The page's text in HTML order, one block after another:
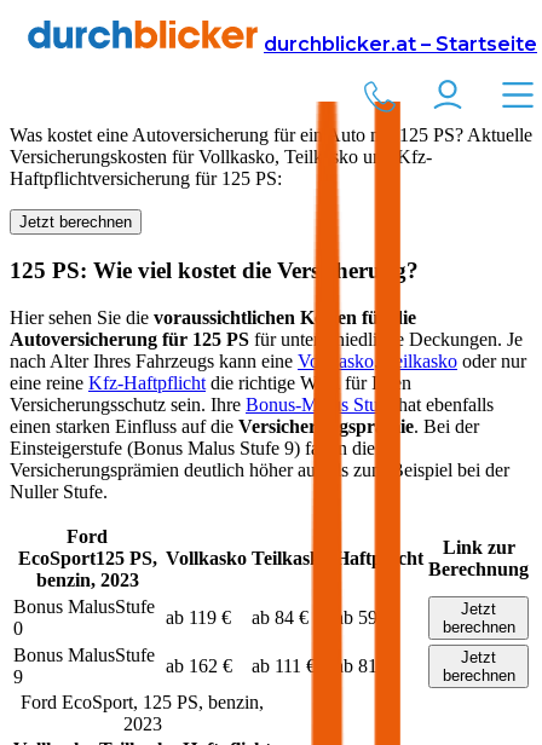
durchblicker.at – Startseite
Versicherung Autoversicherung
PS in Österreich
Was kostet eine Autoversicherung für ein Auto mit 125 PS? Aktuelle
Versicherungskosten für Vollkasko, Teilkasko und Kfz-
Haftpflichtversicherung für 125 PS:
Jetzt berechnen
125 PS: Wie viel kostet die Versicherung?
Hier sehen Sie die voraussichtlichen Kosten für die
Autoversicherung für 125 PS für unterschiedliche Deckungen. Je
nach Alter Ihres Fahrzeugs kann eine Vollkasko, Teilkasko oder nur
eine reine Kfz-Haftpflicht die richtige Wahl für Ihren
Versicherungsschutz sein. Ihre Bonus-Malus Stufe
hat ebenfalls
einen starken Einfluss auf die Versicherungsprämie. Bei der
Einsteigerstufe (Bonus Malus Stufe 9) fallen die
Versicherungsprämien deutlich höher aus als zum Beispiel bei der
Nuller Stufe.
Ford
EcoSport125PS,
benzin, 2023
Vollkasko Teilkasko Haftpflicht
Link zur
Berechnung
Bonus MalusStufe
0
ab 119 € ab 84 € ab 59 €
Jetzt
berechnen
Bonus MalusStufe
9
ab 162 € ab 111 € ab 81 €
Jetzt
berechnen
Ford EcoSport, 125 PS, benzin,
2023